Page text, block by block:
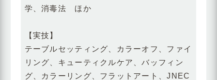
学、消毒法 ほか
【実技】
テーブルセッティング、カラーオフ、ファイ
リング、キューティクルケア、バッフィン
グ、カラーリング、フラットアート、JNEC